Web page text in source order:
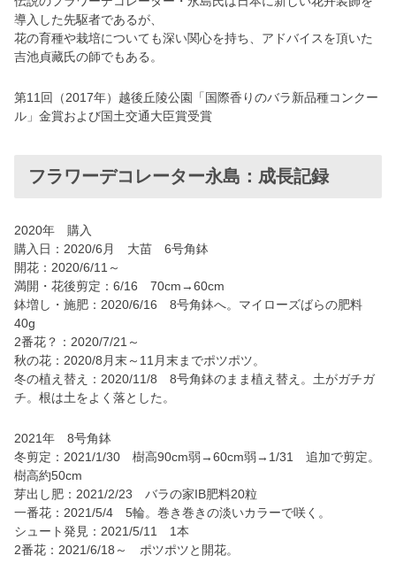
導入した先駆者であるが、
花の育種や栽培についても深い関心を持ち、アドバイスを頂いた
吉池貞藏氏の師でもある。
第11回（2017年）越後丘陵公園「国際香りのバラ新品種コンクー
ル」金賞および国土交通大臣賞受賞
フラワーデコレーター永島：成長記録
2020年 購入
購入日：2020/6月 大苗 6号角鉢
開花：2020/6/11～
満開・花後剪定：6/16 70cm→60cm
鉢増し・施肥：2020/6/16 8号角鉢へ。マイローズばらの肥料
40g
2番花？：2020/7/21～
秋の花：2020/8月末～11月末までポツポツ。
冬の植え替え：2020/11/8 8号角鉢のまま植え替え。土がガチガ
チ。根は土をよく落とした。
2021年 8号角鉢
冬剪定：2021/1/30 樹高90cm弱→60cm弱→1/31 追加で剪定。
樹高約50cm
芽出し肥：2021/2/23 バラの家IB肥料20粒
一番花：2021/5/4 5輪。巻き巻きの淡いカラーで咲く。
シュート発見：2021/5/11 1本
2番花：2021/6/18～ ポツポツと開花。